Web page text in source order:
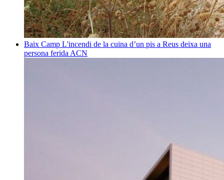
Baix Camp L'incendi de la cuina d’un pis a Reus deixa una
persona ferida ACN